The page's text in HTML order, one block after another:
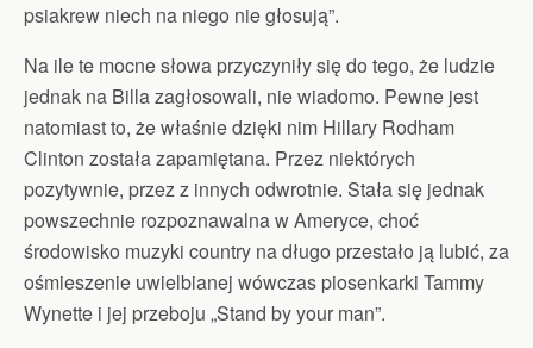
psiakrew niech na niego nie głosują”.
Na ile te mocne słowa przyczyniły się do tego, że ludzie
jednak na Billa zagłosowali, nie wiadomo. Pewne jest
natomiast to, że właśnie dzięki nim Hillary Rodham
Clinton została zapamiętana. Przez niektórych
pozytywnie, przez z innych odwrotnie. Stała się jednak
powszechnie rozpoznawalna w Ameryce, choć
środowisko muzyki country na długo przestało ją lubić, za
ośmieszenie uwielbianej wówczas piosenkarki Tammy
Wynette i jej przeboju „Stand by your man”.